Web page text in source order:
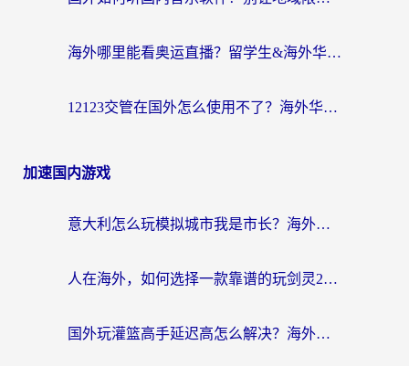
海外哪里能看奥运直播？留学生&海外华人必看的体育赛事观赛终极指南
12123交管在国外怎么使用不了？海外华人必看的无缝访问国内资源指南
加速国内游戏
意大利怎么玩模拟城市我是市长？海外党国服游戏加速终极攻略（附三国3量子特攻解决办法）
人在海外，如何选择一款靠谱的玩剑灵2加速器？
国外玩灌篮高手延迟高怎么解决？海外玩家国服游戏加速终极指南